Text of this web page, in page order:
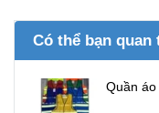
Có thể bạn quan
Quần